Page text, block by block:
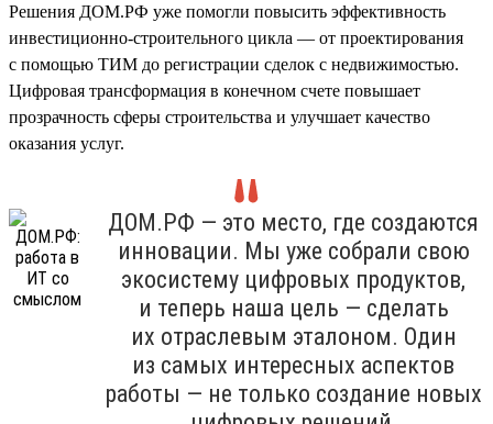
Решения ДОМ.РФ уже помогли повысить эффективность
инвестиционно-строительного цикла — от проектирования
с помощью ТИМ до регистрации сделок с недвижимостью.
Цифровая трансформация в конечном счете повышает
прозрачность сферы строительства и улучшает качество
оказания услуг.
ДОМ.РФ — это место, где создаются
инновации. Мы уже собрали свою
экосистему цифровых продуктов,
и теперь наша цель — сделать
их отраслевым эталоном. Один
из самых интересных аспектов
работы — не только создание новых